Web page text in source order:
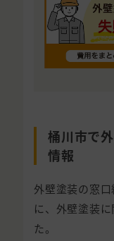
桶川市で
情報
外壁塗装の窓
に、外壁塗装
た。